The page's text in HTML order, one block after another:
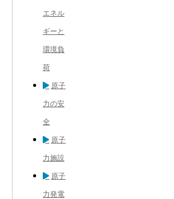
エネル
ギーと
環境負
荷
原子
力の安
全
原子
力施設
原子
力発電